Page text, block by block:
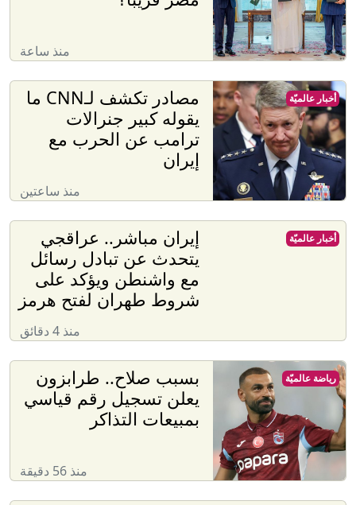
منذ ساعة
مصادر تكشف لـCNN ما
يقوله كبير جنرالات
ترامب عن الحرب مع
إيران
منذ ساعتين
أخبار عالميّة
إيران مباشر.. عراقجي
يتحدث عن تبادل رسائل
مع واشنطن ويؤكد على
شروط طهران لفتح هرمز
منذ 4 دقائق
أخبار عالميّة
بسبب صلاح.. طرابزون
يعلن تسجيل رقم قياسي
بمبيعات التذاكر
منذ 56 دقيقة
رياضة عالميّة